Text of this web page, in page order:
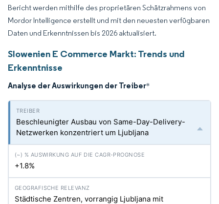
Bericht werden mithilfe des proprietären Schätzrahmens von
Mordor Intelligence erstellt und mit den neuesten verfügbaren
Daten und Erkenntnissen bis 2026 aktualisiert.
Slowenien E Commerce Markt: Trends und
Erkenntnisse
Analyse der Auswirkungen der Treiber*
Beschleunigter Ausbau von Same-Day-Delivery-
Netzwerken konzentriert um Ljubljana
+1.8%
Städtische Zentren, vorrangig Ljubljana mit